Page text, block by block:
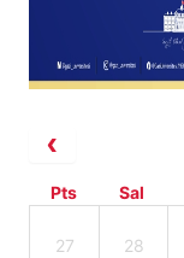
Pts Sal
27 28